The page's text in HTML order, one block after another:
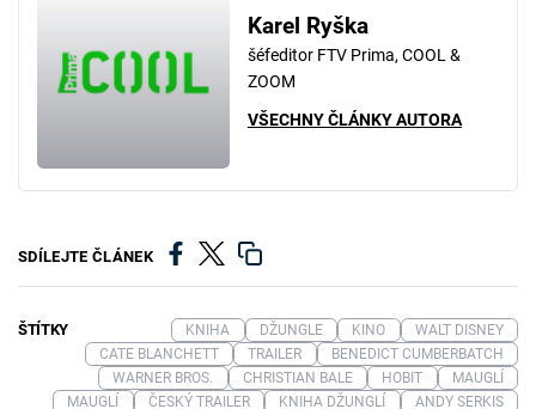
Karel Ryška
šéfeditor FTV Prima, COOL &
ZOOM
VŠECHNY ČLÁNKY AUTORA
SDÍLEJTE ČLÁNEK
ŠTÍTKY KNIHA DŽUNGLE KINO
WALT DISNEY
CATE BLANCHETT
TRAILER
BENEDICT CUMBERBATCH
WARNER BROS.
CHRISTIAN BALE HOBIT
MAUGLÍ
MAUGLÍ
ČESKÝ TRAILER KNIHA DŽUNGLÍ ANDY SERKIS